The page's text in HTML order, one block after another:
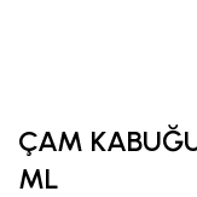
ÇAM
ML